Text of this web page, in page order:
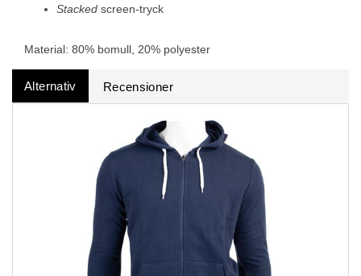
Stacked screen-tryck
Material: 80% bomull, 20% polyester
Alternativ Recensioner